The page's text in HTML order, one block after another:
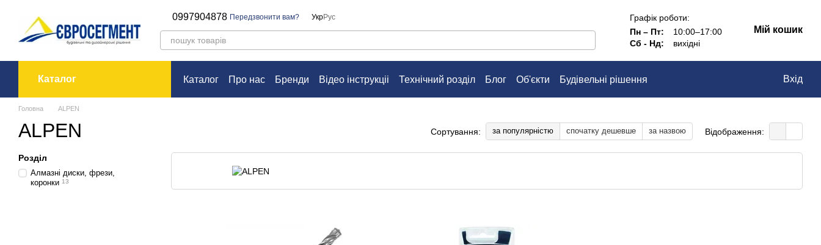
0997904878 Передзвонити вам? УкрРус
Графік роботи:
Пн – Пт:
10:00–17:00
Сб - Нд:
вихідні
Мій кошик
Каталог Каталог Про нас Бренди Відео інструкціі Технічний розділ Блог Об'єкти
Будівельні рішення
Вхід
Головна ALPEN
ALPEN Сортування: за популярністю спочатку дешевше за назвою Відображення:
Розділ
Алмазні диски, фрези,
коронки 13